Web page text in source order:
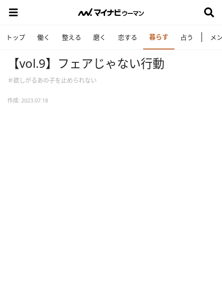
トップ 働く 整える 磨く 恋する 暮らす 占う メ
【vol.9】フェアじゃない行動
＃欲しがるあの子を止められない
作成: 2023.07.18